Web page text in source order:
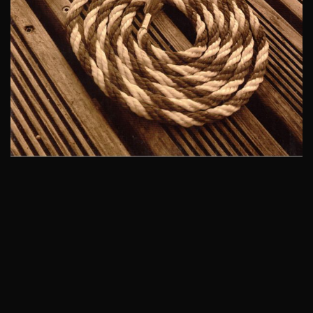
9. Rechts einadraht
10. 4er-Gspann Walzer